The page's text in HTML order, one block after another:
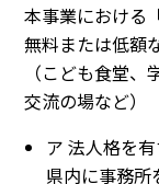
本事業における
無料または低額
（こども食堂
交流の場など）
ア 法人格を
県内に事務所